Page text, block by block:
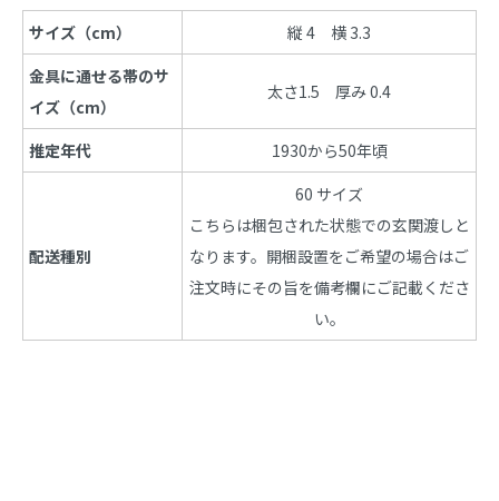
商品説明
サイズ（cm）
縦 4　横 3.3
金具に通せる帯のサ
イズ（cm）
太さ1.5　厚み 0.4
推定年代 1930から50年頃
配送種別
60 サイズ
こちらは梱包された状態での玄関渡しと
なります。開梱設置をご希望の場合はご
注文時にその旨を備考欄にご記載くださ
い。